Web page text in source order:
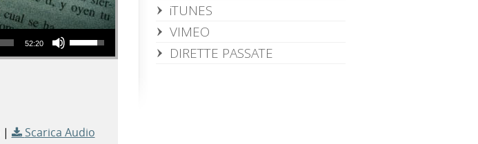
52:20
Usa i tasti freccia su/giù per aumentare o diminuire il volume.
| Scarica Audio
iTUNES
VIMEO
DIRETTE PASSATE